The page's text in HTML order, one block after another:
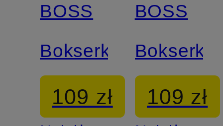
BOSS
Bokserki
109 zł
BOSS
Bokserki
109 zł